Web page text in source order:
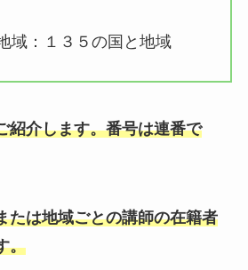
域：１３５の国と地域
紹介します。番号は連番で
たは地域ごとの講師の在籍者
。